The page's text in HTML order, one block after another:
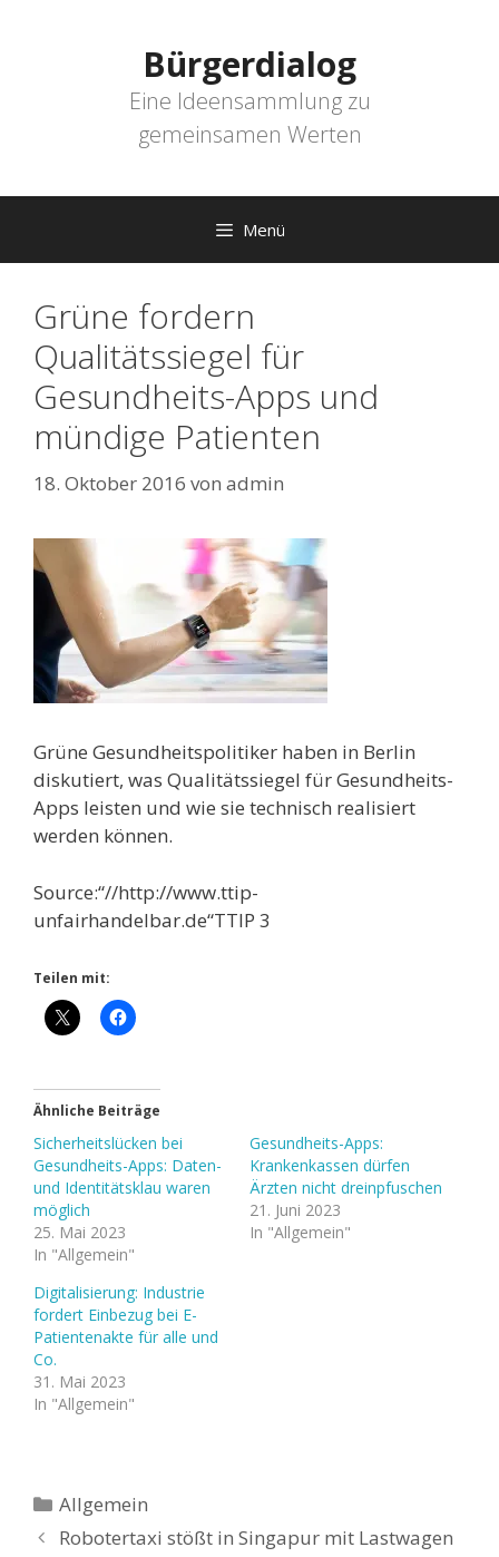
Bürgerdialog
Eine Ideensammlung zu
gemeinsamen Werten
Menü
Grüne fordern
Qualitätssiegel für
Gesundheits-Apps und
mündige Patienten
18. Oktober 2016 von admin
Grüne Gesundheitspolitiker haben in Berlin
diskutiert, was Qualitätssiegel für Gesundheits-
Apps leisten und wie sie technisch realisiert
werden können.
Source:“//http://www.ttip-
unfairhandelbar.de“TTIP 3
Teilen mit:
Ähnliche Beiträge
Sicherheitslücken bei
Gesundheits-Apps: Daten-
und Identitätsklau waren
möglich
25. Mai 2023
In "Allgemein"
Gesundheits-Apps:
Krankenkassen dürfen
Ärzten nicht dreinpfuschen
21. Juni 2023
In "Allgemein"
Digitalisierung: Industrie
fordert Einbezug bei E-
Patientenakte für alle und
Co.
31. Mai 2023
In "Allgemein"
Kategorien
Allgemein
Robotertaxi stößt in Singapur mit Lastwagen